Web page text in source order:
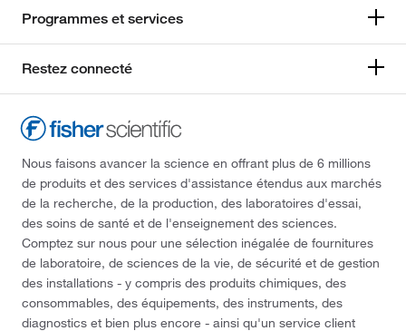
Programmes et services
Restez connecté
Nous faisons avancer la science en offrant plus de 6 millions
de produits et des services d'assistance étendus aux marchés
de la recherche, de la production, des laboratoires d'essai,
des soins de santé et de l'enseignement des sciences.
Comptez sur nous pour une sélection inégalée de fournitures
de laboratoire, de sciences de la vie, de sécurité et de gestion
des installations - y compris des produits chimiques, des
consommables, des équipements, des instruments, des
diagnostics et bien plus encore - ainsi qu'un service client